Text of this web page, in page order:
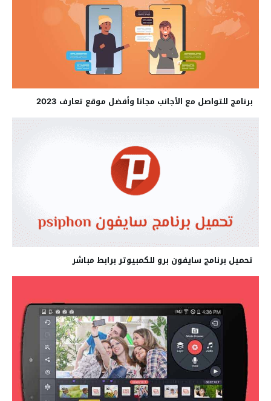
برنامج للتواصل مع الأجانب مجانا وأفضل موقع تعارف 2023
تحميل برنامج سايفون برو للكمبيوتر برابط مباشر